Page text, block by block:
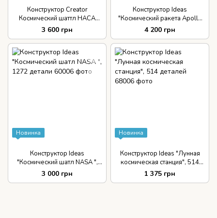
Конструктор Creator
Космический шаттл НАСА
Дискавери 2354 детали
3 600 грн
Конструктор Ideas
"Космический ракета Apollo
Saturn V", 1969 детали
4 200 грн
Новинка
Конструктор Ideas
"Космический шатл NASA ",
1272 детали
3 000 грн
Новинка
Конструктор Ideas "Лунная
космическая станция", 514
деталей
1 375 грн